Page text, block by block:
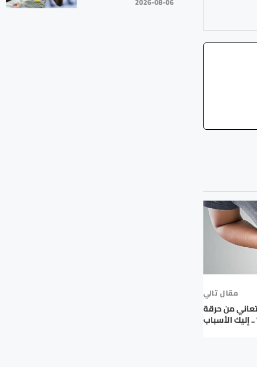
مقال تالي
من حرقة
إليك الأسباب